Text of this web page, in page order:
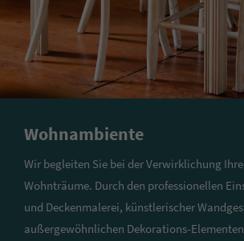
Wohnambiente
Wir begleiten Sie bei der Verwirklichung
Wohnträume. Durch den professionellen
und Deckenmalerei, künstlerischer
außergewöhnlichen Dekorations-